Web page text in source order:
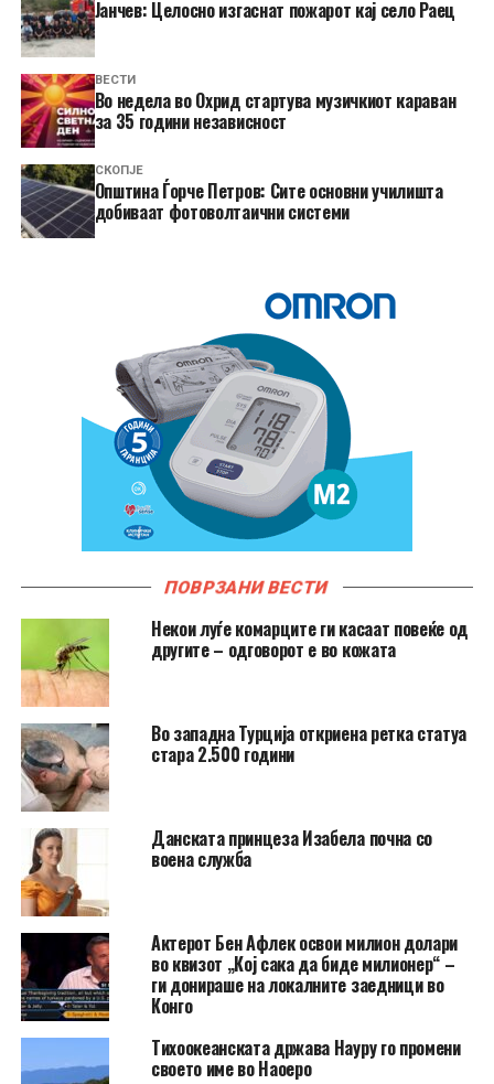
Јанчев: Целосно изгаснат пожарот кај село Раец
ВЕСТИ
Во недела во Охрид стартува музичкиот караван
за 35 години независност
СКОПЈЕ
Општина Ѓорче Петров: Сите основни училишта
добиваат фотоволтаични системи
ПОВРЗАНИ ВЕСТИ
Hекои луѓе комарците ги касаат повеќе од
другите – одговорот е во кожата
Во западна Турција откриена ретка статуа
стара 2.500 години
Данската принцеза Изабела почна со
воена служба
Актерот Бен Афлек освои милион долари
во квизот „Кој сака да биде милионер“ –
ги донираше на локалните заедници во
Конго
Тихоокеанската држава Науру го промени
своето име во Наоеро